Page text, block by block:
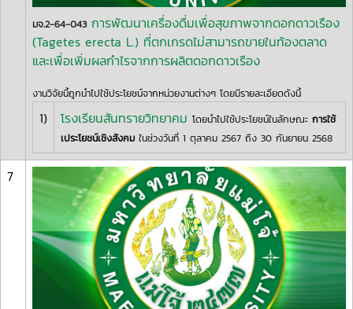
มจ.2-64-043 การพัฒนาเครื่องดื่มเพื่อสุขภาพจากดอกดาวเรือง
(Tagetes erecta L.) ที่ตกเกรดไม่สามารถขายในท้องตลาด
และเพื่อเพิ่มผลกำไรจากการผลิตดอกดาวเรือง
งานวิจัยนี้ถูกนำไปใช้ประโยชน์จากหน่วยงานต่างๆ โดยมีรายละเอียดดังนี้
1) โรงเรียนสันทรายวิทยาคม โดยนำไปใช้ประโยชน์ในลักษณะ การใช้
เประโยชน์เชิงสังคม ในช่วงวันที่ 1 ตุลาคม 2567 ถึง 30 กันยายน 2568
7